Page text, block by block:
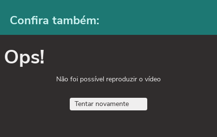
Confira também:
Ops!
Não foi possível reproduzir o vídeo
Tentar novamente